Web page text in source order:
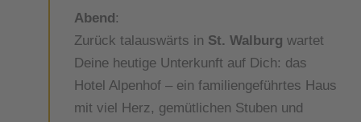
Abend :
Zurück talauswärts in St. Walburg wartet
Deine heutige Unterkunft auf Dich: das
Hotel Alpenhof – ein familiengeführtes Haus
mit viel Herz, gemütlichen Stuben und